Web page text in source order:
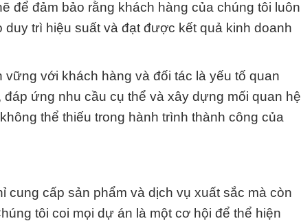
để đảm bảo rằng khách hàng của chúng tôi luôn
trì hiệu suất và đạt được kết quả kinh doanh
với khách hàng và đối tác là yếu tố quan
ứng nhu cầu cụ thể và xây dựng mối quan hệ
thể thiếu trong hành trình thành công của
cấp sản phẩm và dịch vụ xuất sắc mà còn
tôi coi mọi dự án là một cơ hội để thể hiện